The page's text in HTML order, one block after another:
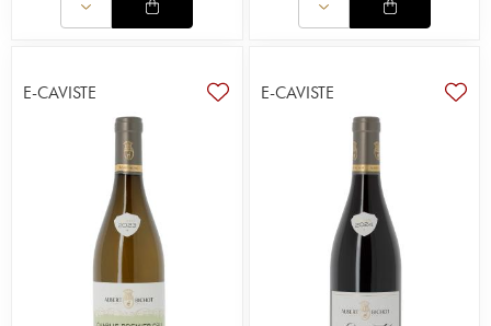
E-CAVISTE E-CAVISTE